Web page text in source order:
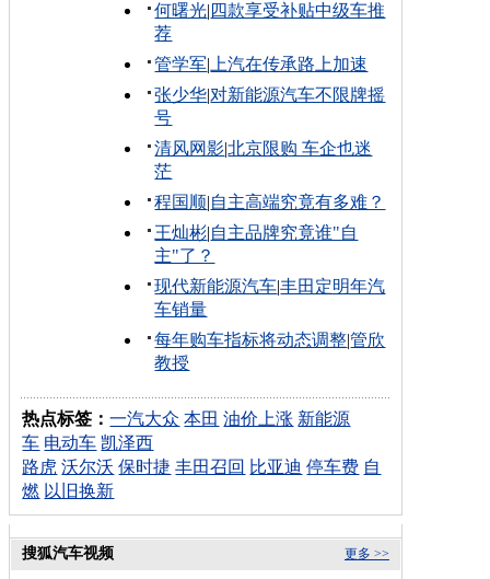
何曙光| 四款享受补贴中级车推
荐
管学军| 上汽在传承路上加速
张少华|对新能源汽车不限牌摇
号
清风网影|北京限购 车企也迷
茫
程国顺|自主高端究竟有多难？
王灿彬|自主品牌究竟谁"自
主"了？
现代新能源汽车|丰田定明年汽
车销量
每年购车指标将动态调整|管欣
教授
热点标签：一汽大众 本田 油价上涨 新能源
车 电动车 凯泽西
路虎 沃尔沃 保时捷 丰田召回 比亚迪 停车费 自
燃 以旧换新
更多 >>
搜狐汽车视频